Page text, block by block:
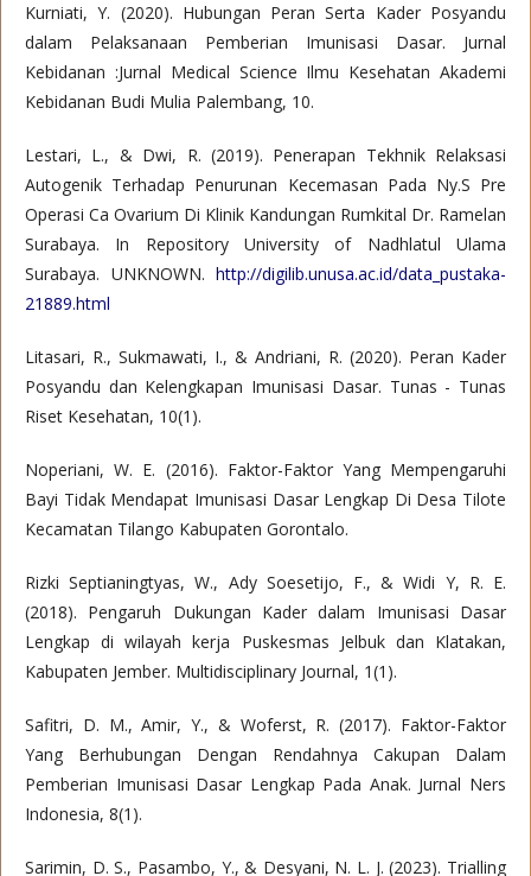
Kurniati, Y. (2020). Hubungan Peran Serta Kader Posyandu
dalam Pelaksanaan Pemberian Imunisasi Dasar. Jurnal
Kebidanan :Jurnal Medical Science Ilmu Kesehatan Akademi
Kebidanan Budi Mulia Palembang, 10.
Lestari, L., & Dwi, R. (2019). Penerapan Tekhnik Relaksasi
Autogenik Terhadap Penurunan Kecemasan Pada Ny.S Pre
Operasi Ca Ovarium Di Klinik Kandungan Rumkital Dr. Ramelan
Surabaya. In Repository University of Nadhlatul Ulama
Surabaya. UNKNOWN. http://digilib.unusa.ac.id/data_pustaka-
21889.html
Litasari, R., Sukmawati, I., & Andriani, R. (2020). Peran Kader
Posyandu dan Kelengkapan Imunisasi Dasar. Tunas - Tunas
Riset Kesehatan, 10(1).
Noperiani, W. E. (2016). Faktor-Faktor Yang Mempengaruhi
Bayi Tidak Mendapat Imunisasi Dasar Lengkap Di Desa Tilote
Kecamatan Tilango Kabupaten Gorontalo.
Rizki Septianingtyas, W., Ady Soesetijo, F., & Widi Y, R. E.
(2018). Pengaruh Dukungan Kader dalam Imunisasi Dasar
Lengkap di wilayah kerja Puskesmas Jelbuk dan Klatakan,
Kabupaten Jember. Multidisciplinary Journal, 1(1).
Safitri, D. M., Amir, Y., & Woferst, R. (2017). Faktor-Faktor
Yang Berhubungan Dengan Rendahnya Cakupan Dalam
Pemberian Imunisasi Dasar Lengkap Pada Anak. Jurnal Ners
Indonesia, 8(1).
Sarimin, D. S., Pasambo, Y., & Desyani, N. L. J. (2023). Trialling